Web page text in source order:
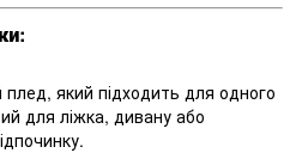
плед, який підходить для одного
для ліжка, дивану або